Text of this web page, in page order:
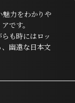
魅力をわかりや
です。
も時にはロッ
幽遠な日本文